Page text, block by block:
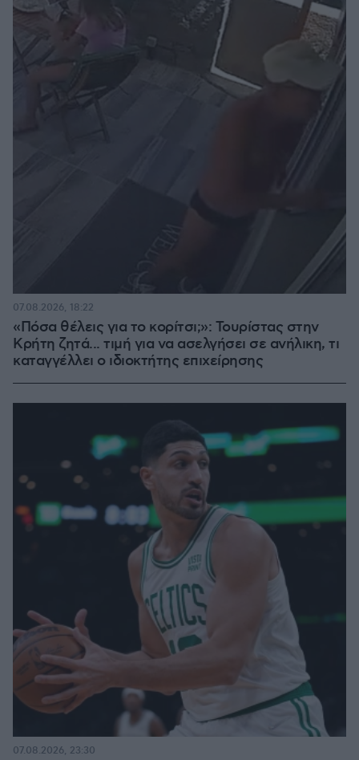
«Πόσα θέλεις για το κορίτσι;»: Τουρίστας στην
Κρήτη ζητά... τιμή για να ασελγήσει σε ανήλικη, τι
καταγγέλλει ο ιδιοκτήτης επιχείρησης
07.08.2026, 18:22
07.08.2026, 23:30